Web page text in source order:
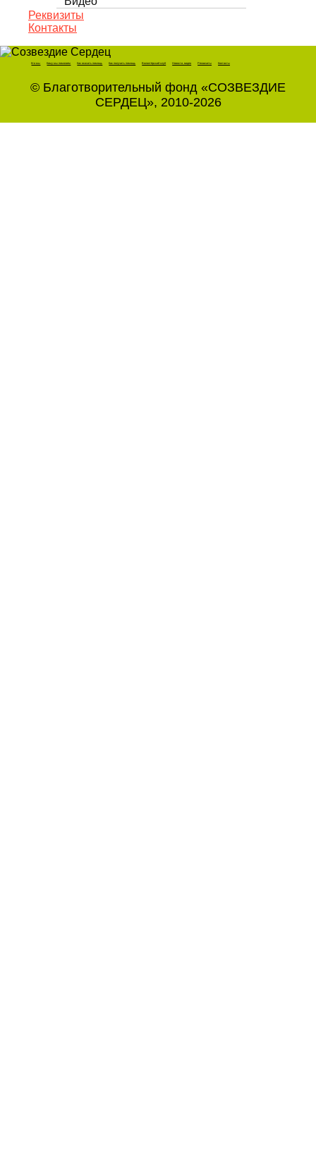
Реквизиты
Контакты
Кто мы Кому мы помогаем Как оказать помощь Как получить помощь Волонтёрский клуб Новости, видео Реквизиты Контакты
© Благотворительный фонд «СОЗВЕЗДИЕ
СЕРДЕЦ», 2010-2026